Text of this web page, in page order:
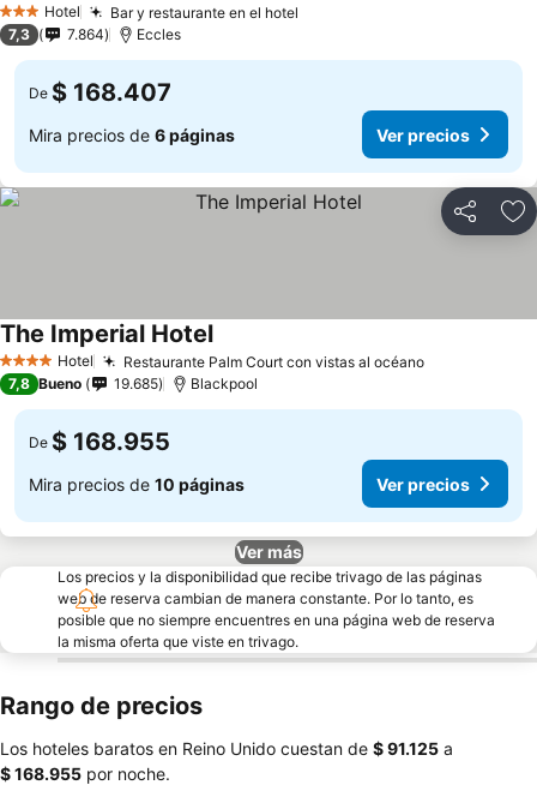
3 Estrellas
Hotel Bar y restaurante en el hotel
7,3 7.864 Eccles
De $ 168.407
Mira precios de 6 páginas Ver precios
Compartir
4 EstrellasHotel Restaurante Palm Court con vistas al océano
The Imperial Hotel
7,8 Bueno 19.685 Blackpool
De $ 168.955
Mira precios de 10 páginas Ver precios
Ver más
Los precios y la disponibilidad que recibe trivago de las páginas
web de reserva cambian de manera constante. Por lo tanto, es
posible que no siempre encuentres en una página web de reserva
la misma oferta que viste en trivago.
Rango de precios
Los hoteles baratos en Reino Unido cuestan de ‎$ 91.125 a
‎$ 168.955 por noche.